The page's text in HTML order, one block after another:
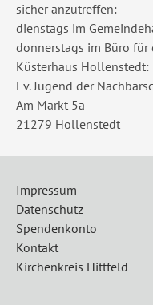
sicher anzutreffen:
dienstags im
donnerstags im Büro
Küsterhaus Hollenstedt:
Ev. Jugend der
Am Markt 5a
21279 Hollenstedt
Impressum
Datenschutz
Spendenkonto
Kontakt
Kirchenkreis Hittfeld